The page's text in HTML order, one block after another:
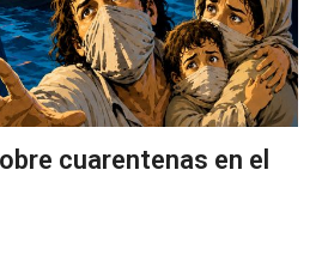
cuarentenas en el